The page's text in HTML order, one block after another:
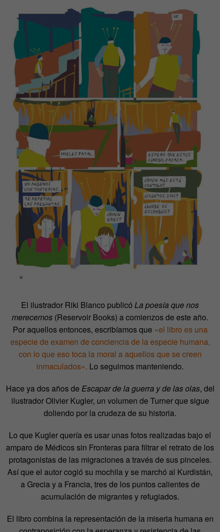
El ilustrador Riki Blanco publicó La poesía que nos
merecemos (Reservoir Books) a comienzos de este año.
Por aquellos entonces, escribíamos que «el libro es una
especie de examen de conciencia de la especie humana,
con lo que eso toca la moral a aquellos que se creen
inmaculados». Lo seguimos manteniendo.
Hace ya dos años de Escapar de la guerra y de las olas, del
ilustrador Olivier Kugler, un volumen de Turner que sigue
doliendo por la crudeza de su historia.
Lo que Kugler quería es usar unas fotos realizadas bajo el
amparo de Médicos sin Fronteras para filtrar el retrato de los
protagonistas de las migraciones a través de sus pinceles.
Así que el autor cogió su mochila y se marchó al Kurdistán,
a Grecia y a Francia, tres de los puntos calientes de
acumulación de migrantes y refugiados.
El libro combina la representación de la miseria humana en